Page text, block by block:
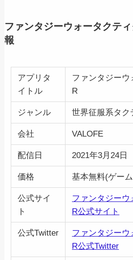
ファンタジーウォータクテ
報
アプリタ
イトル
ファンタジーウ
R
ジャンル 世界征服系タク
会社 VALOFE
配信日 2021年3月24日
価格 基本無料(ゲー
公式サイ
ト
ファンタジーウ
R公式サイト
公式Twitter
ファンタジーウ
R公式Twitter